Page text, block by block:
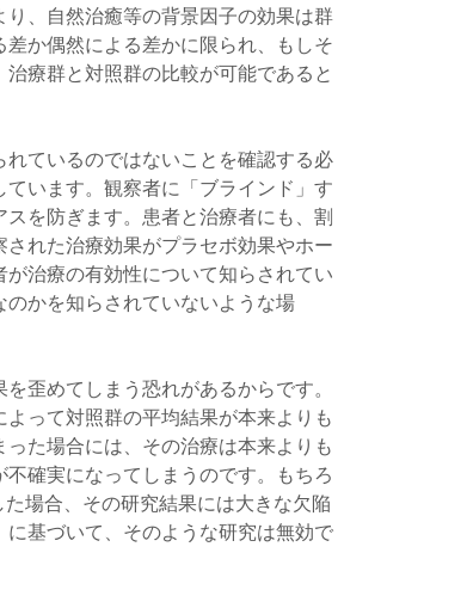
、自然治癒等の背景因子の効果は群
か偶然による差かに限られ、もしそ
療群と対照群の比較が可能であると
ているのではないことを確認する必
います。観察者に「ブラインド」す
を防ぎます。患者と治療者にも、割
れた治療効果がプラセボ効果やホー
治療の有効性について知らされてい
かを知らされていないような場
歪めてしまう恐れがあるからです。
って対照群の平均結果が本来よりも
た場合には、その治療は本来よりも
確実になってしまうのです。もちろ
場合、その研究結果には大きな欠陥
基づいて、そのような研究は無効で